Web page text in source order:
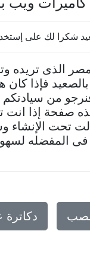
لك على
الذى تريده
فإذا كان
من سيادتكم
صفحة إذا
تحت الإنشاء
المفضله